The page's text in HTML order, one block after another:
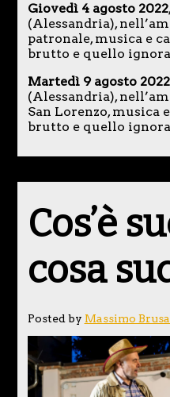
Giovedì 4 agosto 2022
(Alessandria),
patronale, musica e
brutto e quello
Martedì 9 agosto 2022
(Alessandria),
San Lorenzo, musica
brutto e quello
Cos’è
cosa
Posted by Massimo